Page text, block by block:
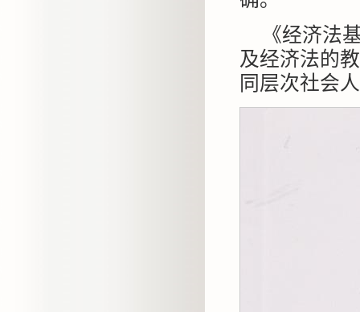
《经济法
及经济法的
同层次社会